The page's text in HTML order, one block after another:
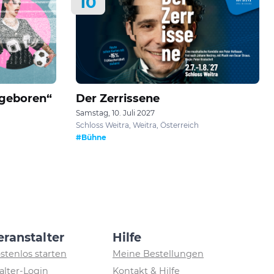
Der Zerrissene
Samstag, 10. Juli 2027
Schloss Weitra, Weitra, Österreich
#Bühne
starten
Login
Hilfe
Meine Bestellungen
Kontakt & Hilfe